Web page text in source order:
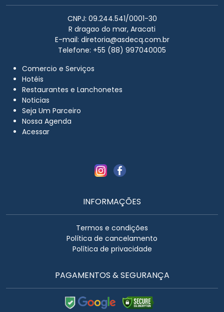
CNPJ: 09.244.541/0001-30
R dragao do mar, Aracati
E-mail: diretoria@asdecq.com.br
Telefone: +55 (88) 997040005
Comercio e Serviços
Hotéis
Restaurantes e Lanchonetes
Noticias
Seja Um Parceiro
Nossa Agenda
Acessar
INFORMAÇÕES
Termos e condições
Política de cancelamento
Política de privacidade
PAGAMENTOS & SEGURANÇA